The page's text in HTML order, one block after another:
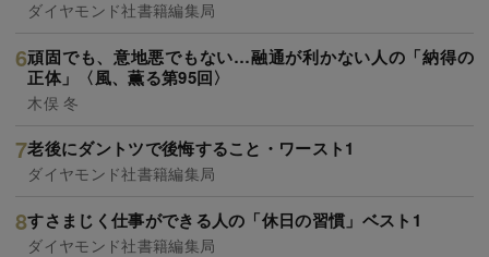
ダイヤモンド社書籍編集局
頑固でも、意地悪でもない…融通が利かない人の「納得の
正体」〈風、薫る第95回〉
木俣 冬
老後にダントツで後悔すること・ワースト1
ダイヤモンド社書籍編集局
すさまじく仕事ができる人の「休日の習慣」ベスト1
ダイヤモンド社書籍編集局